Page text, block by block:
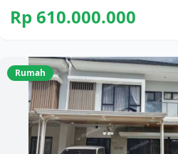
Rp 610.000.000
Rumah